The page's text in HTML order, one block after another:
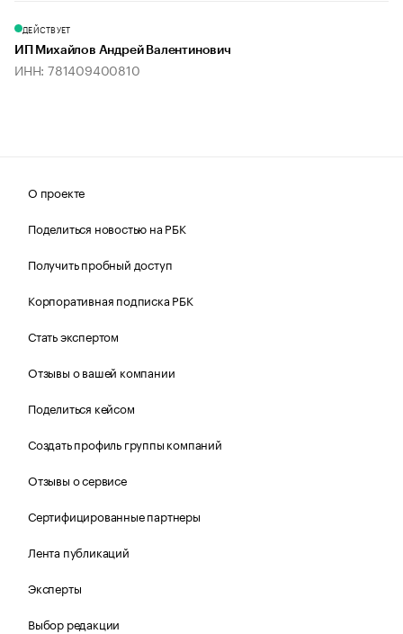
ДЕЙСТВУЕТ
ИП Михайлов Андрей Валентинович
ИНН: 781409400810
О проекте
Поделиться новостью на РБК
Получить пробный доступ
Корпоративная подписка РБК
Стать экспертом
Отзывы о вашей компании
Поделиться кейсом
Создать профиль группы компаний
Отзывы о сервисе
Сертифицированные партнеры
Лента публикаций
Эксперты
Выбор редакции